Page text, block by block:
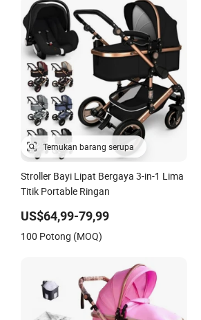
Stroller Bayi Lipat Bergaya 3-in-1 Lima
Titik Portable Ringan
US$64,99-79,99
100 Potong (MOQ)